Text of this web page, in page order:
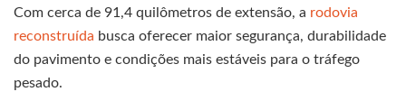
Com cerca de 91,4 quilômetros de extensão, a rodovia
reconstruída busca oferecer maior segurança, durabilidade
do pavimento e condições mais estáveis para o tráfego
pesado.